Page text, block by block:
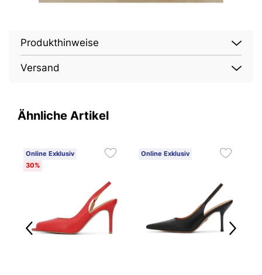
Produkthinweise
Versand
Ähnliche Artikel
Online Exklusiv
30%
Online Exklusiv